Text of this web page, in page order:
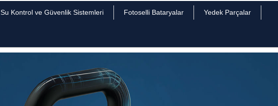
Su Kontrol ve Güvenlik Sistemleri Fotoselli Bataryalar Yedek Parçalar